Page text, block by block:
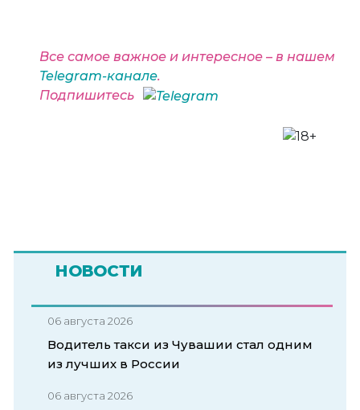
Все самое важное и интересное – в нашем
Telegram-канале.
Подпишитесь
НОВОСТИ
06 августа 2026
Водитель такси из Чувашии стал одним
из лучших в России
06 августа 2026